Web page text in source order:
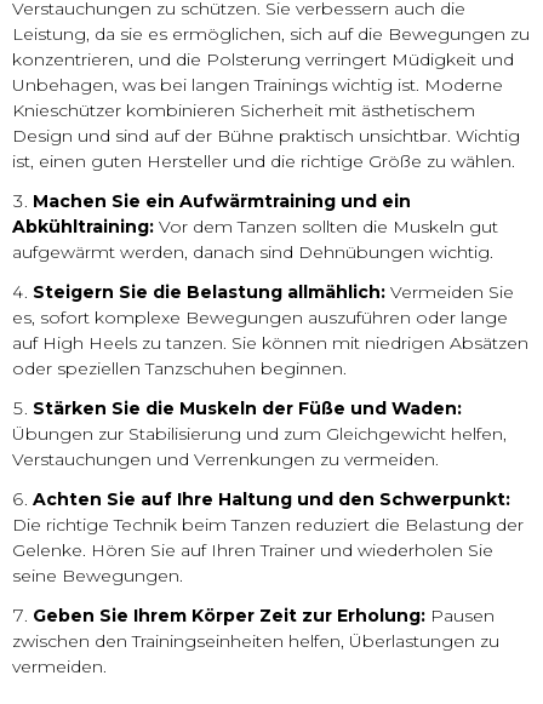
Verstauchungen zu schützen. Sie verbessern auch die
Leistung, da sie es ermöglichen, sich auf die Bewegungen zu
konzentrieren, und die Polsterung verringert Müdigkeit und
Unbehagen, was bei langen Trainings wichtig ist. Moderne
Knieschützer kombinieren Sicherheit mit ästhetischem
Design und sind auf der Bühne praktisch unsichtbar. Wichtig
ist, einen guten Hersteller und die richtige Größe zu wählen.
Machen Sie ein Aufwärmtraining und ein
Abkühltraining: Vor dem Tanzen sollten die Muskeln gut
aufgewärmt werden, danach sind Dehnübungen wichtig.
Steigern Sie die Belastung allmählich: Vermeiden Sie
es, sofort komplexe Bewegungen auszuführen oder lange
auf High Heels zu tanzen. Sie können mit niedrigen Absätzen
oder speziellen Tanzschuhen beginnen.
Stärken Sie die Muskeln der Füße und Waden:
Übungen zur Stabilisierung und zum Gleichgewicht helfen,
Verstauchungen und Verrenkungen zu vermeiden.
Achten Sie auf Ihre Haltung und den Schwerpunkt:
Die richtige Technik beim Tanzen reduziert die Belastung der
Gelenke. Hören Sie auf Ihren Trainer und wiederholen Sie
seine Bewegungen.
Geben Sie Ihrem Körper Zeit zur Erholung: Pausen
zwischen den Trainingseinheiten helfen, Überlastungen zu
vermeiden.